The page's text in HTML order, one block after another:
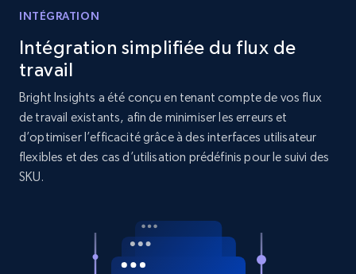
Target
URL, Product id, Title, Product description,
Rating, Reviews count, Initial price, Discount,
1.3K+ 175+ Commencer
specified keywords
URL, Product id, Title, Product description,
Rating, Reviews count, Initial price, Discount,
INTÉGRATION
Intégration simplifiée du flux de
travail
Bright Insights a été conçu en tenant compte de vos flux
de travail existants, afin de minimiser les erreurs et
d’optimiser l’efficacité grâce à des interfaces utilisateur
flexibles et des cas d’utilisation prédéfinis pour le suivi des
SKU.